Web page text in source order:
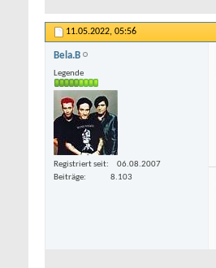
11.05.2022, 05:56
Bela.B
Legende
Registriert seit
06.08.2007
Beiträge
8.103